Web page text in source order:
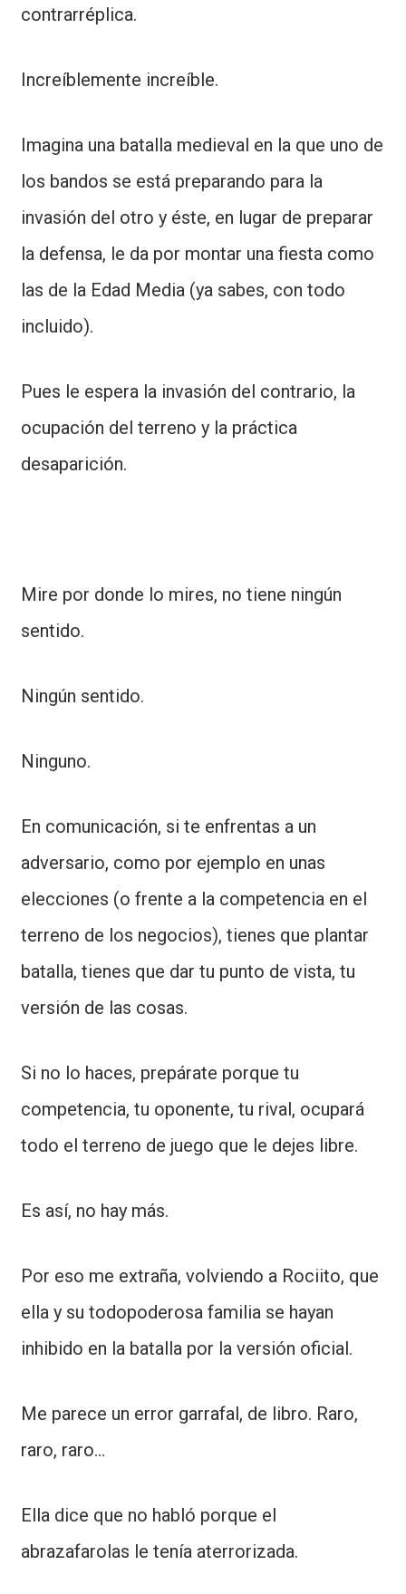
contrarréplica.
Increíblemente increíble.
Imagina una batalla medieval en la que uno de
los bandos se está preparando para la
invasión del otro y éste, en lugar de preparar
la defensa, le da por montar una fiesta como
las de la Edad Media (ya sabes, con todo
incluido).
Pues le espera la invasión del contrario, la
ocupación del terreno y la práctica
desaparición.
Mire por donde lo mires, no tiene ningún
sentido.
Ningún sentido.
Ninguno.
En comunicación, si te enfrentas a un
adversario, como por ejemplo en unas
elecciones (o frente a la competencia en el
terreno de los negocios), tienes que plantar
batalla, tienes que dar tu punto de vista, tu
versión de las cosas.
Si no lo haces, prepárate porque tu
competencia, tu oponente, tu rival, ocupará
todo el terreno de juego que le dejes libre.
Es así, no hay más.
Por eso me extraña, volviendo a Rociito, que
ella y su todopoderosa familia se hayan
inhibido en la batalla por la versión oficial.
Me parece un error garrafal, de libro. Raro,
raro, raro...
Ella dice que no habló porque el
abrazafarolas le tenía aterrorizada.